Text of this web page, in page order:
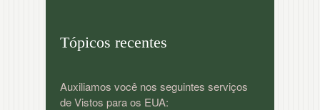
Tópicos recentes
Auxiliamos você nos seguintes serviços
de Vistos para os EUA: